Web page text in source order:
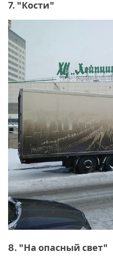
7. "Кости"
8. "На опасный свет"